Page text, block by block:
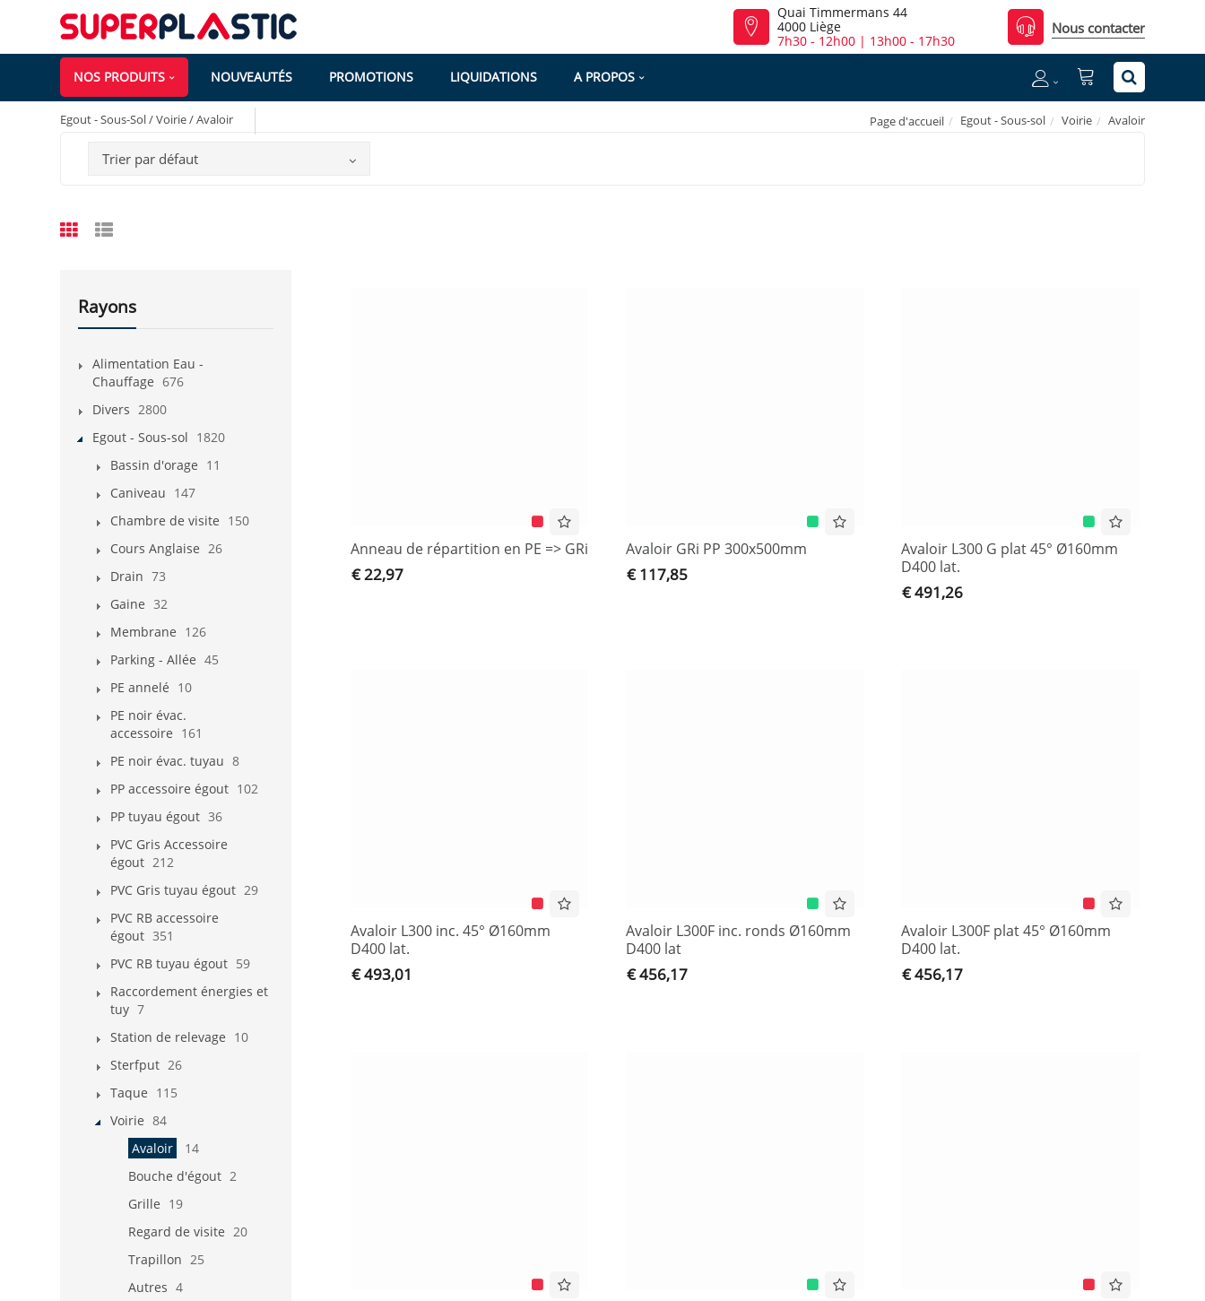
Quai Timmermans 44
4000 Liège
7h30 - 12h00 | 13h00 - 17h30
Nous contacter
NOS PRODUITS NOUVEAUTÉS PROMOTIONS LIQUIDATIONS A PROPOS
Egout - Sous-Sol / Voirie / Avaloir Page d'accueil Egout - Sous-sol Voirie Avaloir
Trier par défaut
Anneau de répartition en PE => GRi
€ 22,97
Avaloir GRi PP 300x500mm
€ 117,85
Avaloir L300 G plat 45° Ø160mm
D400 lat.
€ 491,26
Avaloir L300 inc. 45° Ø160mm
D400 lat.
€ 493,01
Avaloir L300F inc. ronds Ø160mm
D400 lat
€ 456,17
Avaloir L300F plat 45° Ø160mm
D400 lat.
€ 456,17
Rayons
Alimentation Eau -
Chauffage 676
Divers 2800
Egout - Sous-sol 1820
Bassin d'orage 11
Caniveau 147
Chambre de visite 150
Cours Anglaise 26
Drain 73
Gaine 32
Membrane 126
Parking - Allée 45
PE annelé 10
PE noir évac.
accessoire 161
PE noir évac. tuyau 8
PP accessoire égout 102
PP tuyau égout 36
PVC Gris Accessoire
égout 212
PVC Gris tuyau égout 29
PVC RB accessoire
égout 351
PVC RB tuyau égout 59
Raccordement énergies et
tuy 7
Station de relevage 10
Sterfput 26
Taque 115
Voirie 84
Avaloir
14
Bouche d'égout 2
Grille 19
Regard de visite 20
Trapillon 25
Autres 4